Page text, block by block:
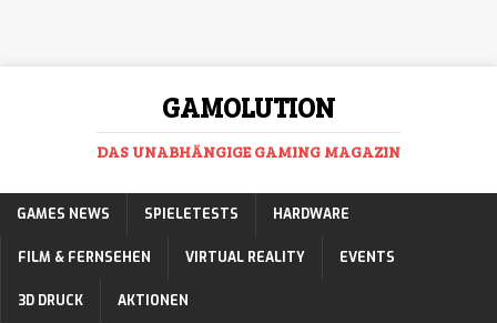
GAMOLUTION
DAS UNABHÄNGIGE GAMING MAGAZIN
GAMES NEWS SPIELETESTS HARDWARE
FILM & FERNSEHEN VIRTUAL REALITY EVENTS
3D DRUCK AKTIONEN